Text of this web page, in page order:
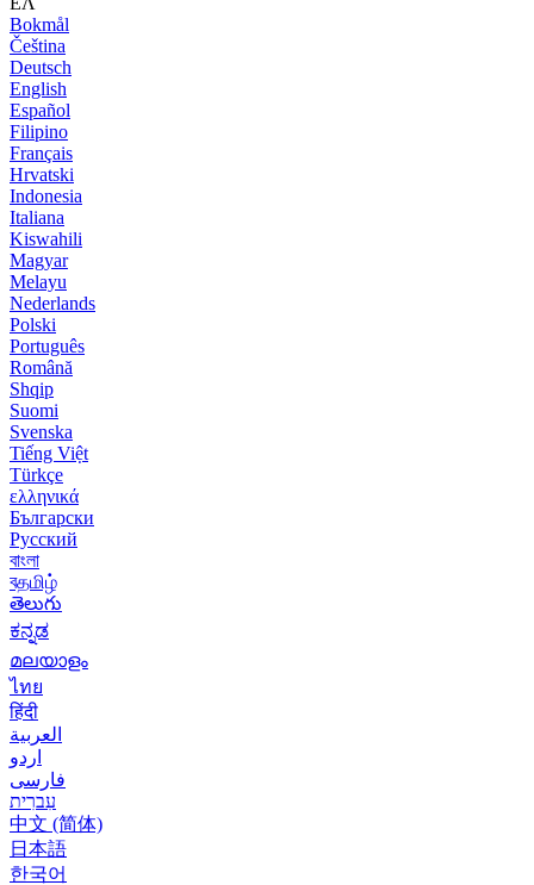
Bokmål
Čeština
Deutsch
English
Español
Filipino
Français
Hrvatski
Indonesia
Italiana
Kiswahili
Magyar
Melayu
Nederlands
Polski
Português
Română
Shqip
Suomi
Svenska
Tiếng Việt
Türkçe
ελληνικά
Български
Русский
বাংলা
বதமிழ்
తెలుగు
ಕನ್ನಡ
മലയാളം
ไทย
हिंदी
العربية
اردو
فارسی
עִברִית
中文 (简体)
日本語
한국어